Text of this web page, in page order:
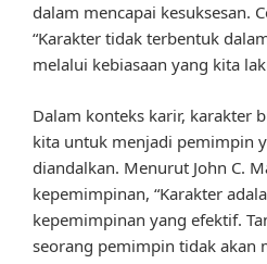
dalam mencapai kesuksesan.
“Karakter tidak terbentuk
melalui kebiasaan yang kita
Dalam konteks karir, karakter
kita untuk menjadi pemimpin
diandalkan. Menurut John C.
kepemimpinan, “Karakter
kepemimpinan yang efektif.
seorang pemimpin tidak akan